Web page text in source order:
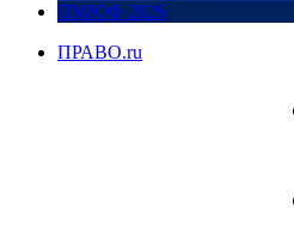
ПМЮФ 2026
ПРАВО.ru